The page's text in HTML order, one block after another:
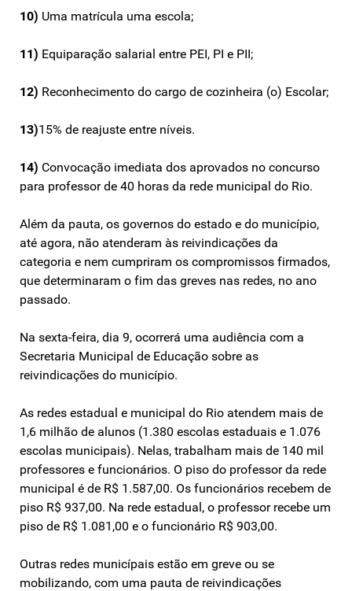
10) Uma matrícula uma escola;
11) Equiparação salarial entre PEI, PI e PII;
12) Reconhecimento do cargo de cozinheira (o) Escolar;
13)15% de reajuste entre níveis.
14) Convocação imediata dos aprovados no concurso
para professor de 40 horas da rede municipal do Rio.
Além da pauta, os governos do estado e do município,
até agora, não atenderam às reivindicações da
categoria e nem cumpriram os compromissos firmados,
que determinaram o fim das greves nas redes, no ano
passado.
Na sexta-feira, dia 9, ocorrerá uma audiência com a
Secretaria Municipal de Educação sobre as
reivindicações do município.
As redes estadual e municipal do Rio atendem mais de
1,6 milhão de alunos (1.380 escolas estaduais e 1.076
escolas municipais). Nelas, trabalham mais de 140 mil
professores e funcionários. O piso do professor da rede
municipal é de R$ 1.587,00. Os funcionários recebem de
piso R$ 937,00. Na rede estadual, o professor recebe um
piso de R$ 1.081,00 e o funcionário R$ 903,00.
Outras redes municípais estão em greve ou se
mobilizando, com uma pauta de reivindicações